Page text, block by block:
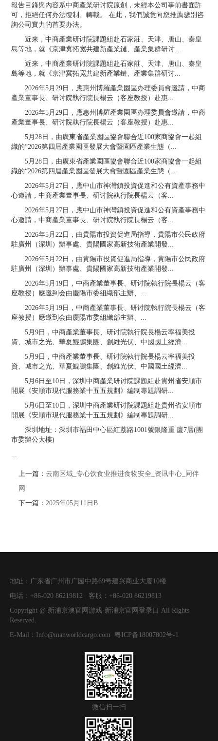
報告目錄與內容系中商產業研讨院原創，未經本公司事前書面許
可，拒絕任何办法復制、轉載。 在此，我們誠意向您推薦鑒別咨
詢公司實力的首要办法。
近来，中商產業研讨院課題組赴石家莊、天津、唐山、秦皇
島等地，就《京津冀拓宽共建新產業鏈、產業集群研讨...
近来，中商產業研讨院課題組赴石家莊、天津、唐山、秦皇
島等地，就《京津冀拓宽共建新產業鏈、產業集群研讨...
2026年5月29日，應惠州博羅產業園區办理委員會邀請，中商
產業董事長、研讨院執行院長楊云（客座教授）赴惠...
2026年5月29日，應惠州博羅產業園區办理委員會邀請，中商
產業董事長、研讨院執行院長楊云（客座教授）赴惠...
5月28日，由廣東省產業園區協會聯合近100家商協會一起組
織的“2026第四屆產業園區發展大會暨園區產業生態（...
5月28日，由廣東省產業園區協會聯合近100家商協會一起組
織的“2026第四屆產業園區發展大會暨園區產業生態（...
2026年5月27日，應中山市神灣鎮投資促進和公有資產事務中
心邀請，中商產業董事長、研讨院執行院長楊云（客...
2026年5月27日，應中山市神灣鎮投資促進和公有資產事務中
心邀請，中商產業董事長、研讨院執行院長楊云（客...
2026年5月22日，由貴陽市投資促進局指導，貴陽市公民政府
駐廣州（深圳）辦事處、貴陽國家高新技術產業開發...
2026年5月22日，由貴陽市投資促進局指導，貴陽市公民政府
駐廣州（深圳）辦事處、貴陽國家高新技術產業開發...
2026年5月19日，中商產業董事長、研讨院執行院長楊云（客
座教授）應邀到会由慶陽市委組織部主辦、...
2026年5月19日，中商產業董事長、研讨院執行院長楊云（客
座教授）應邀到会由慶陽市委組織部主辦、...
5月9日，中商產業董事長、研讨院執行院長楊云率福美投
資、城市之光、華夏鯤鵬集團、創維光伏、中國國土經濟...
5月9日，中商產業董事長、研讨院執行院長楊云率福美投
資、城市之光、華夏鯤鵬集團、創維光伏、中國國土經濟...
5月6日至10日，深圳中商產業研讨院課題組赴貴州省安順市
開展《安順市現代服務業十五五規劃》編制專題調研...
5月6日至10日，深圳中商產業研讨院課題組赴貴州省安順市
開展《安順市現代服務業十五五規劃》編制專題調研...
深圳地址：深圳市福田中心區紅荔路1001號銀隆重 廈7層(團
市委辦公大樓)
...
上一篇：云南区域_专心饮食业推进食物安全_资讯中心_同伴
网
下一篇：2025年05月11日B
地址： 广东省广州市广园中路69号建兴商业大厦10楼
电话： +86-020 86219812 客服： +86-020 86219813
Copyright @ 新浦京澳官网游戏-新浦京官网登录口 All Rights
Reserved.
E-Mail： Info@manworldcargo.com 粤ICP备18007802号-1
微信扫一扫